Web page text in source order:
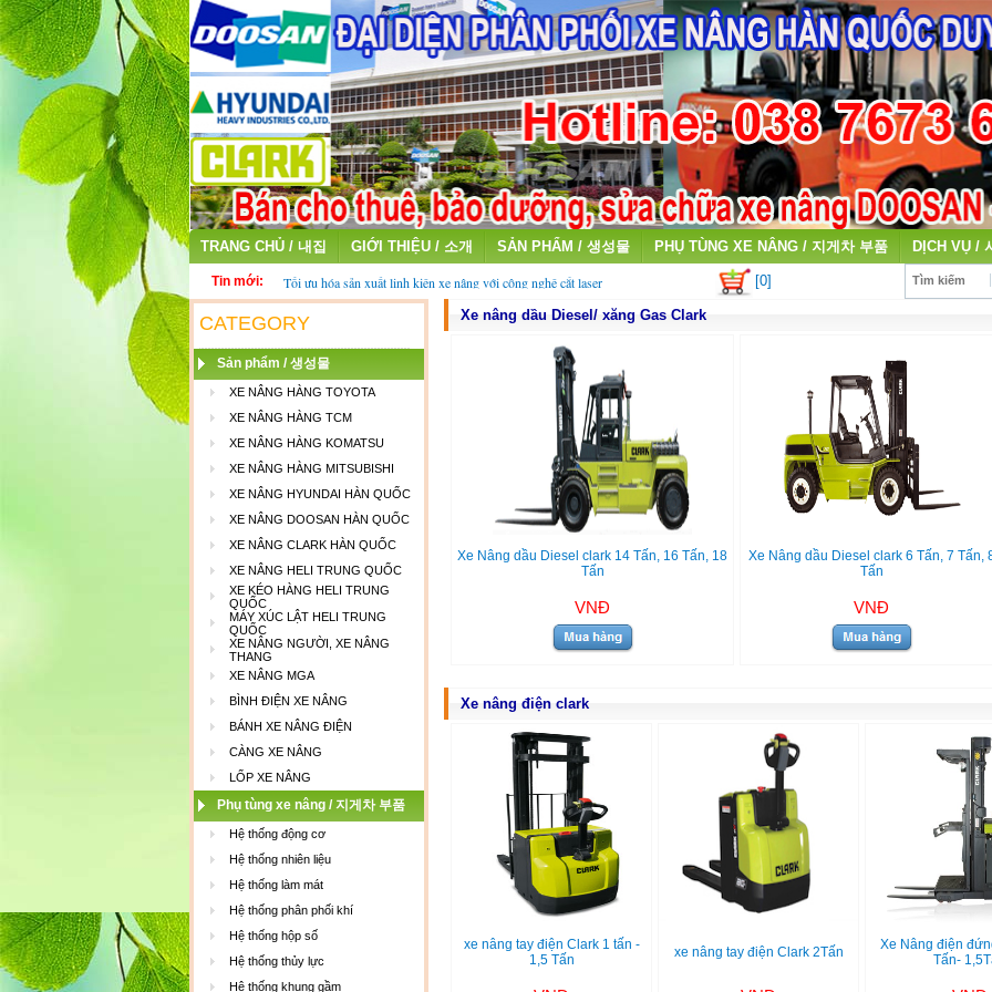
TRANG CHỦ / 내집 GIỚI THIỆU / 소개 SẢN PHẨM / 생성물 PHỤ TÙNG XE NÂNG / 지게차 부품 DỊCH VỤ /
Tin mới:
Tối ưu hóa sản xuất linh kiện xe nâng với công nghệ cắt laser
fiber
Thu mua ắc quy cũ - ắc quy xe nâng đã qua sử dụng giá cao
[0] Tìm kiếm
CATEGORY
Sản phẩm / 생성물
XE NÂNG HÀNG TOYOTA
XE NÂNG HÀNG TCM
XE NÂNG HÀNG KOMATSU
XE NÂNG HÀNG MITSUBISHI
XE NÂNG HYUNDAI HÀN QUỐC
XE NÂNG DOOSAN HÀN QUỐC
XE NÂNG CLARK HÀN QUỐC
XE NÂNG HELI TRUNG QUỐC
XE KÉO HÀNG HELI TRUNG
QUỐC
MÁY XÚC LẬT HELI TRUNG
QUỐC
XE NÂNG NGƯỜI, XE NÂNG
THANG
XE NÂNG MGA
BÌNH ĐIỆN XE NÂNG
BÁNH XE NÂNG ĐIỆN
CÀNG XE NÂNG
LỐP XE NÂNG
Phụ tùng xe nâng / 지게차 부품
Hệ thống động cơ
Hệ thống nhiên liệu
Hệ thống làm mát
Hệ thống phân phối khí
Hệ thống hộp số
Hệ thống thủy lực
Hệ thống khung gầm
Xe nâng dầu Diesel/ xăng Gas Clark
Xe Nâng dầu Diesel clark 14 Tấn, 16 Tấn, 18
Tấn
VNĐ
Xe Nâng dầu Diesel clark 6 Tấn, 7 Tấn,
Tấn
VNĐ
Xe nâng điện clark
xe nâng tay điện Clark 1 tấn -
1,5 Tấn
xe nâng tay điện Clark 2Tấn
Xe Nâng điện
Tấn-